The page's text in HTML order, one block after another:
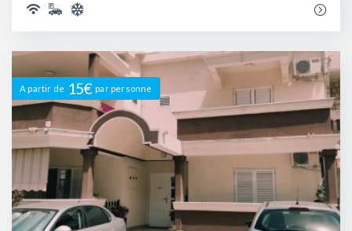
A partir de 15€ par personne